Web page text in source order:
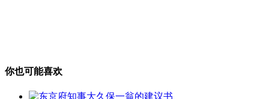
你也可能喜欢